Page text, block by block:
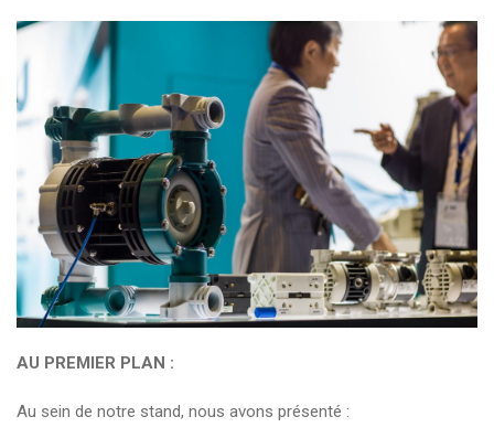
AU PREMIER PLAN :
Au sein de notre stand, nous avons présenté :